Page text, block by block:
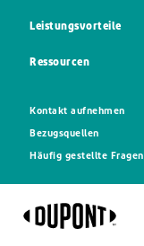
Leistungsvorteile
Ressourcen
Kontakt aufnehmen
Bezugsquellen
Häufig gestellte Fragen